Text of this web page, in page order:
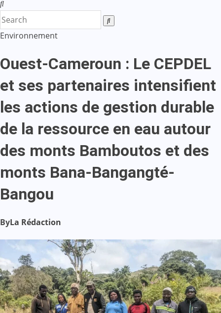
Environnement
Ouest-Cameroun : Le CEPDEL
et ses partenaires intensifient
les actions de gestion durable
de la ressource en eau autour
des monts Bamboutos et des
monts Bana-Bangangté-
Bangou
ByLa Rédaction